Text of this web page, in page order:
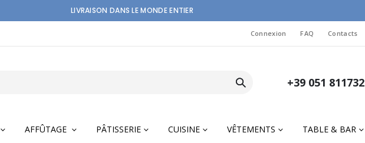
LIVRAISON DANS LE MONDE ENTIER
Connexion FAQ Contacts
+39 051 811732
AFFÛTAGE PÂTISSERIE CUISINE VÊTEMENTS TABLE & BAR